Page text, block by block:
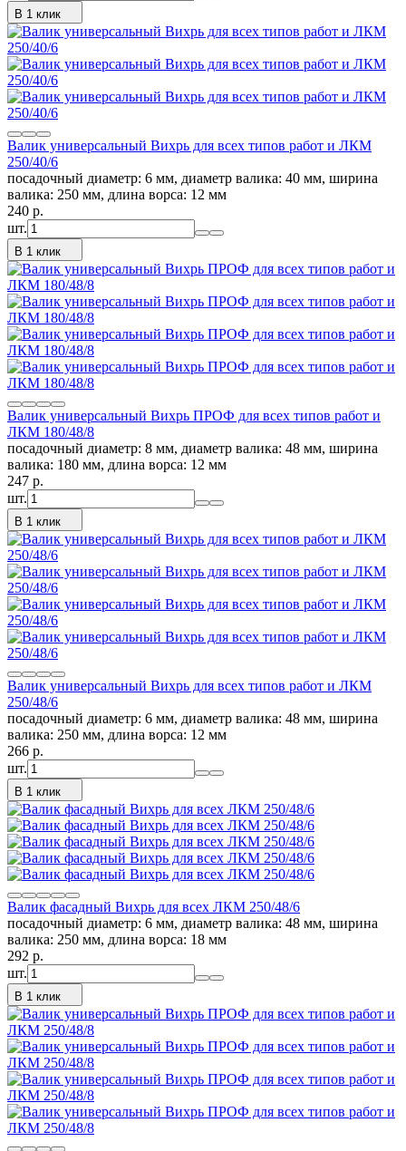
В 1 клик
Валик универсальный Вихрь для всех типов работ и ЛКМ
250/40/6
посадочный диаметр: 6 мм, диаметр валика: 40 мм, ширина
валика: 250 мм, длина ворса: 12 мм
240 p.
шт.
В 1 клик
Валик универсальный Вихрь ПРОФ для всех типов работ и
ЛКМ 180/48/8
посадочный диаметр: 8 мм, диаметр валика: 48 мм, ширина
валика: 180 мм, длина ворса: 12 мм
247 p.
шт.
В 1 клик
Валик универсальный Вихрь для всех типов работ и ЛКМ
250/48/6
посадочный диаметр: 6 мм, диаметр валика: 48 мм, ширина
валика: 250 мм, длина ворса: 12 мм
266 p.
шт.
В 1 клик
Валик фасадный Вихрь для всех ЛКМ 250/48/6
посадочный диаметр: 6 мм, диаметр валика: 48 мм, ширина
валика: 250 мм, длина ворса: 18 мм
292 p.
шт.
В 1 клик